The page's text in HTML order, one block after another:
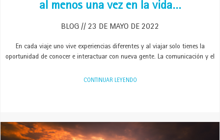
al menos una vez en la vida…
BLOG 23 DE MAYO DE 2022
En cada viaje uno vive experiencias diferentes y al viajar solo tienes la
oportunidad de conocer e interactuar con nueva gente. La comunicación y el
CONTINUAR LEYENDO